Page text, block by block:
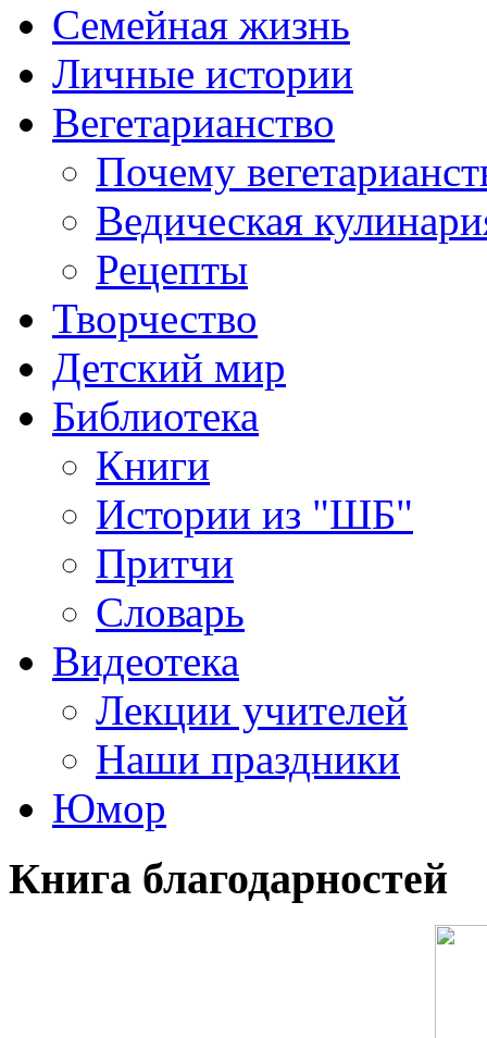
Семейная жизнь
Личные истории
Вегетарианство
Почему
Ведическая
Рецепты
Творчество
Детский мир
Библиотека
Книги
Истории из "ШБ"
Притчи
Словарь
Видеотека
Лекции учителей
Наши праздники
Юмор
Книга благодарностей